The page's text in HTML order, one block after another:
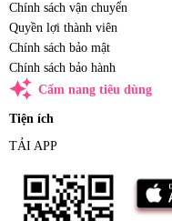
Chính sách vận chuyển
Quyền lợi thành viên
Chính sách bảo mật
Chính sách bảo hành
auto_awesome Cẩm nang tiêu dùng
Tiện ích
TẢI APP